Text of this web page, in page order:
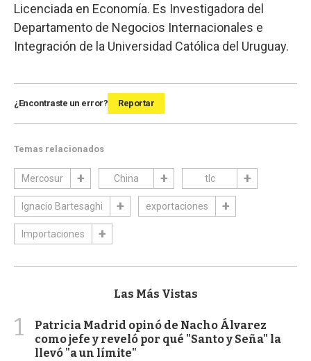
Licenciada en Economía. Es Investigadora del
Departamento de Negocios Internacionales e
Integración de la Universidad Católica del Uruguay.
¿Encontraste un error? Reportar
Temas relacionados
Mercosur China tlc
Ignacio Bartesaghi exportaciones
Importaciones
Las Más Vistas
1
Patricia Madrid opinó de Nacho Álvarez
como jefe y reveló por qué "Santo y Seña" la
llevó "a un límite"